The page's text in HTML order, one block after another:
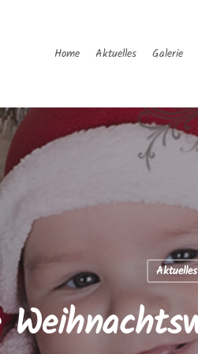
Home Aktuelles Galerie
Aktuelles